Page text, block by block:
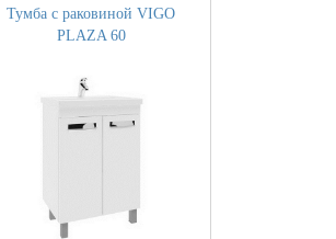
Тумба с раковиной VIGO
PLAZA 60